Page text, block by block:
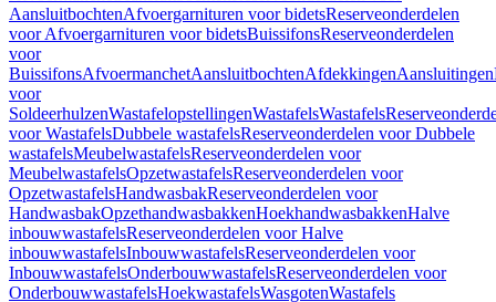
AansluitbochtenAfvoergarnituren voor bidetsReserveonderdelen
voor Afvoergarnituren voor bidetsBuissifonsReserveonderdelen
voor
BuissifonsAfvoermanchetAansluitbochtenAfdekkingenAansluitingen
voor
SoldeerhulzenWastafelopstellingenWastafelsWastafels
voor WastafelsDubbele wastafelsReserveonderdelen voor Dubbele
wastafelsMeubelwastafelsReserveonderdelen voor
MeubelwastafelsOpzetwastafelsReserveonderdelen voor
OpzetwastafelsHandwasbakReserveonderdelen voor
HandwasbakOpzethandwasbakkenHoekhandwasbakkenHalve
inbouwwastafelsReserveonderdelen voor Halve
inbouwwastafelsInbouwwastafelsReserveonderdelen voor
InbouwwastafelsOnderbouwwastafelsReserveonderdelen voor
OnderbouwwastafelsHoekwastafelsWasgotenWastafels